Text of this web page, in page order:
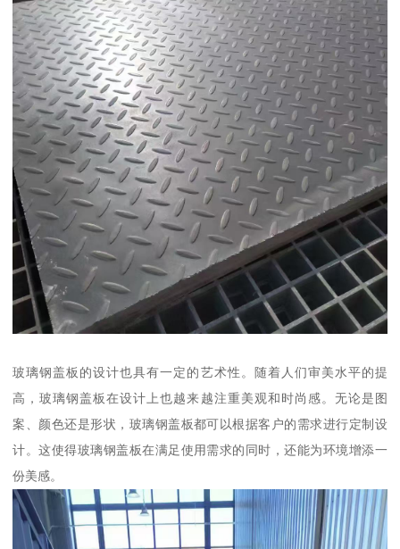
玻璃钢盖板的设计也具有一定的艺术性。随着人们审美水平的提
高，玻璃钢盖板在设计上也越来越注重美观和时尚感。无论是图
案、颜色还是形状，玻璃钢盖板都可以根据客户的需求进行定制设
计。这使得玻璃钢盖板在满足使用需求的同时，还能为环境增添一
份美感。